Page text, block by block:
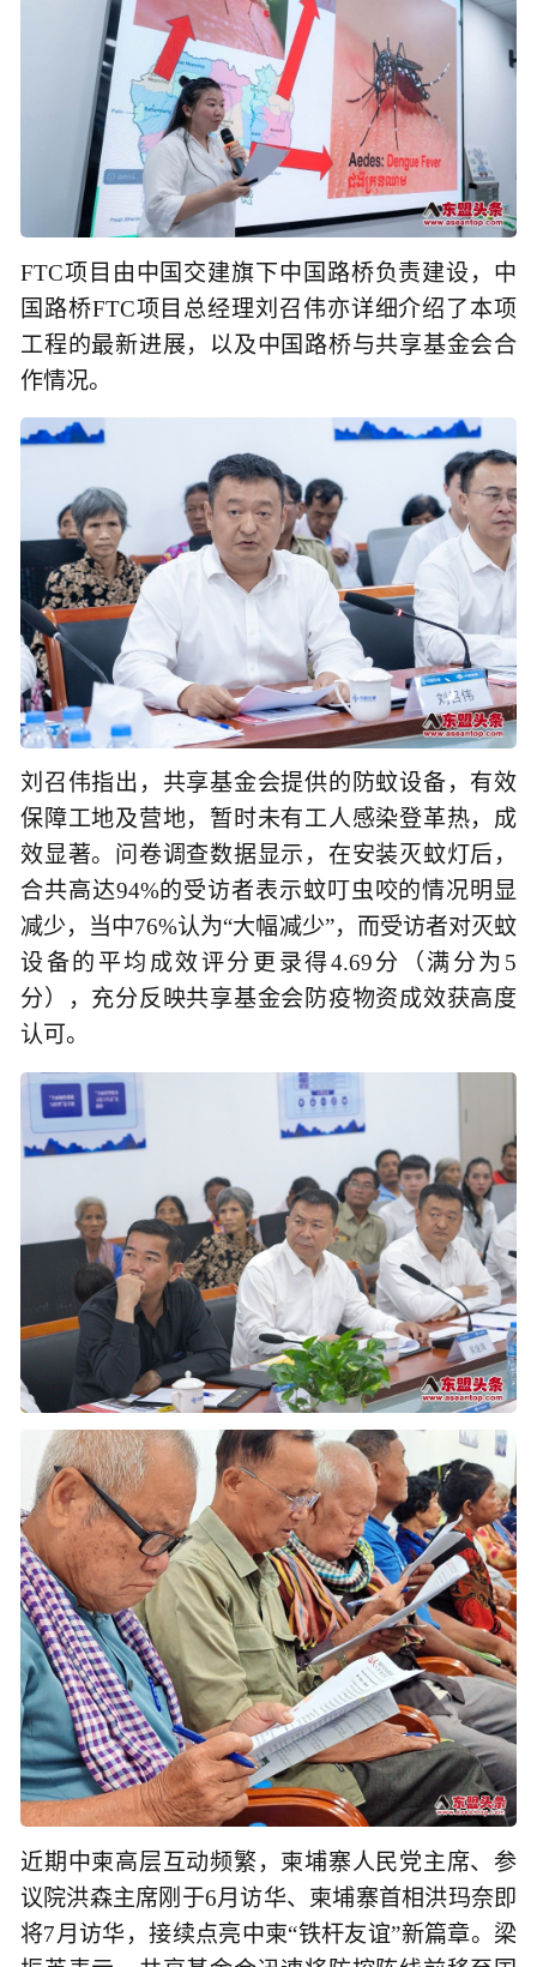
FTC项目由中国交建旗下中国路桥负责建设，中
国路桥FTC项目总经理刘召伟亦详细介绍了本项
工程的最新进展，以及中国路桥与共享基金会合
作情况。
刘召伟指出，共享基金会提供的防蚊设备，有效
保障工地及营地，暂时未有工人感染登革热，成
效显著。问卷调查数据显示，在安装灭蚊灯后，
合共高达94%的受访者表示蚊叮虫咬的情况明显
减少，当中76%认为“大幅减少”，而受访者对灭蚊
设备的平均成效评分更录得4.69分（满分为5
分），充分反映共享基金会防疫物资成效获高度
认可。
近期中柬高层互动频繁，柬埔寨人民党主席、参
议院洪森主席刚于6月访华、柬埔寨首相洪玛奈即
将7月访华，接续点亮中柬“铁杆友谊”新篇章。梁